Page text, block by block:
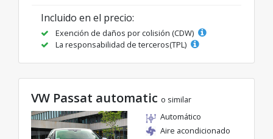
Incluido en el precio:
Exención de daños por colisión (CDW)
La responsabilidad de terceros(TPL)
VW Passat automatic o similar
Automático
Aire acondicionado